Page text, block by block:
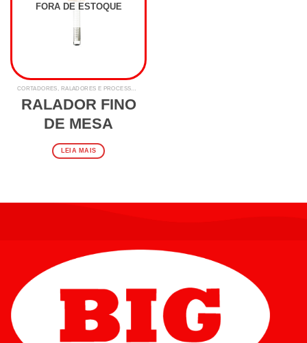
FORA DE ESTOQUE
CORTADORES, RALADORES E PROCESSADORES
RALADOR FINO
DE MESA
LEIA MAIS